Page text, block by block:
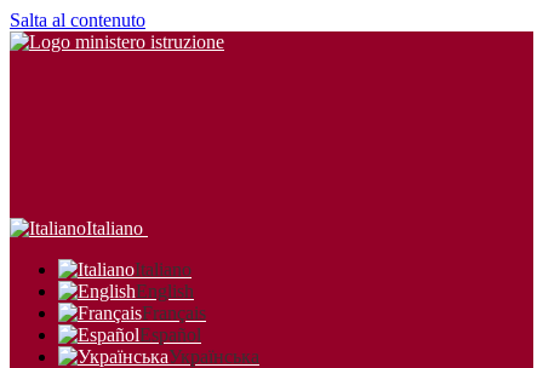
Salta al contenuto
Italiano
Italiano
English
Français
Español
Українська